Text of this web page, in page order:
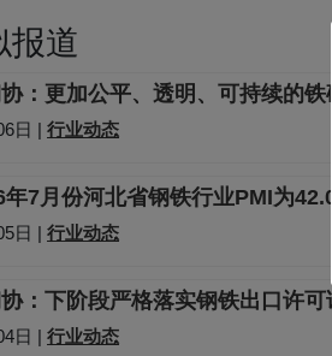
报道
：更加公平、透明、可持续的铁
日 | 行业动态
年7月份河北省钢铁行业PMI为
日 | 行业动态
：下阶段严格落实钢铁出口许
日 | 行业动态